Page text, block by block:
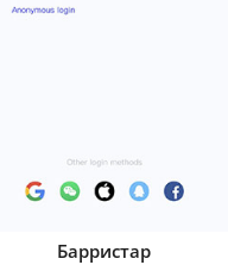
Барристар